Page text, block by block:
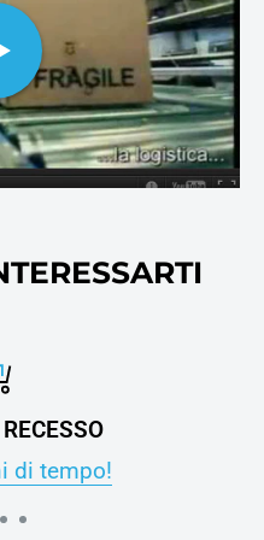
per
di tempo!